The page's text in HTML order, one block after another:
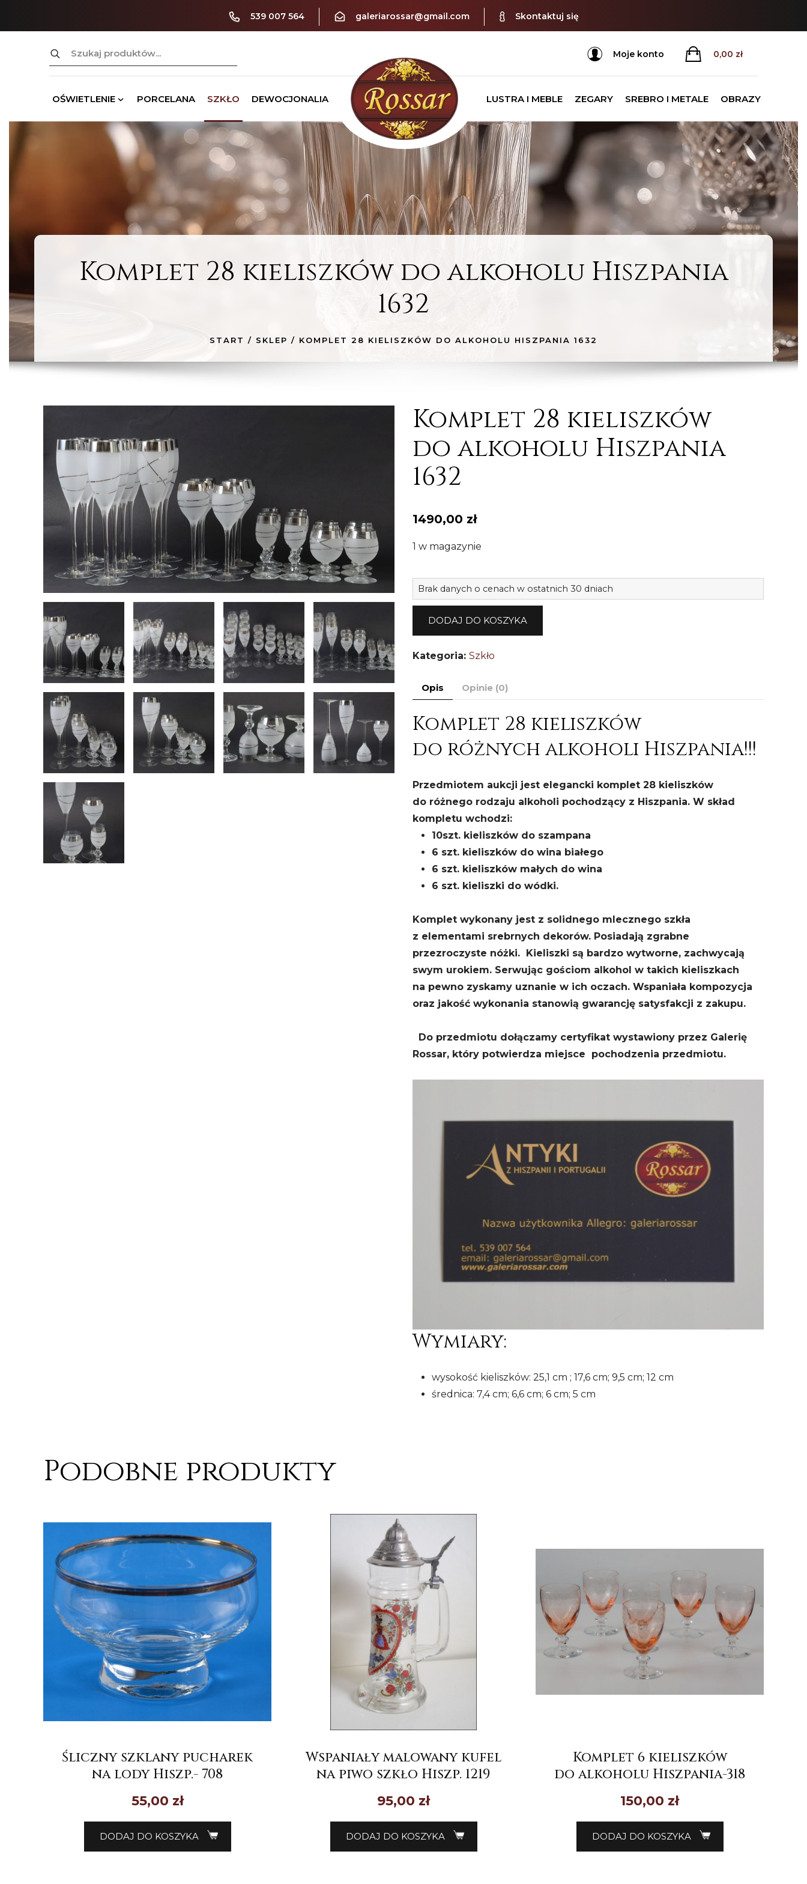
539 007 564 galeriarossar@gmail.com Skontaktuj się
Szukaj: Moje konto 0,00 zł
OŚWIETLENIE PORCELANA SZKŁO DEWOCJONALIA LUSTRA I MEBLE ZEGARY SREBRO I METALE OBRAZY
Komplet 28 kieliszków do alkoholu Hiszpania
1632
START / SKLEP / KOMPLET 28 KIELISZKÓW DO ALKOHOLU HISZPANIA 1632
Komplet 28 kieliszków
do alkoholu Hiszpania
1632
1490,00 zł
1 w magazynie
Brak danych o cenach w ostatnich 30 dniach
ilość
1632
DODAJ DO KOSZYKA
Kategoria: Szkło
Opis Opinie (0)
Komplet 28 kieliszków
do różnych alkoholi Hiszpania!!!
Przedmiotem aukcji jest elegancki komplet 28 kieliszków
do różnego rodzaju alkoholi pochodzący z Hiszpania. W skład
kompletu wchodzi:
10szt. kieliszków do szampana
6 szt. kieliszków do wina białego
6 szt. kieliszków małych do wina
6 szt. kieliszki do wódki.
Komplet wykonany jest z solidnego mlecznego szkła
z elementami srebrnych dekorów. Posiadają zgrabne
przezroczyste nóżki. Kieliszki są bardzo wytworne, zachwycają
swym urokiem. Serwując gościom alkohol w takich kieliszkach
na pewno zyskamy uznanie w ich oczach. Wspaniała kompozycja
oraz jakość wykonania stanowią gwarancję satysfakcji z zakupu.
Do przedmiotu dołączamy certyfikat wystawiony przez Galerię
Rossar, który potwierdza miejsce pochodzenia przedmiotu.
Wymiary:
wysokość kieliszków: 25,1 cm ; 17,6 cm; 9,5 cm; 12 cm
średnica: 7,4 cm; 6,6 cm; 6 cm; 5 cm
Podobne produkty
Śliczny szklany pucharek
na lody Hiszp.- 708
55,00 zł
DODAJ DO KOSZYKA
Wspaniały malowany kufel
na piwo szkło Hiszp. 1219
95,00 zł
DODAJ DO KOSZYKA
Komplet 6 kieliszków
do alkoholu Hiszpania-318
150,00 zł
DODAJ DO KOSZYKA